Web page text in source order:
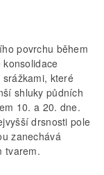
povrchu během
které
shluky půdních
10. a 20. dne.
drsnosti pole
zanechává
tvarem.